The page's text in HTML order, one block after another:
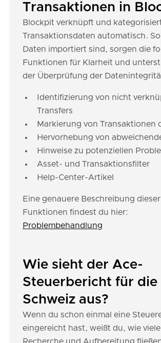
Transaktionen in
Blockpit verknüpft und
Transaktionsdaten automatisch.
Daten importiert sind, sorgen die
Funktionen für Klarheit und
der Überprüfung der
Identifizierung von nicht
Transfers
Markierung von Transaktionen
Hervorhebung von
Hinweise zu potenziellen
Asset- und Transaktionsfilter
Help-Center-Artikel
Eine genauere Beschreibung dieser
Funktionen findest du hier:
Problembehandlung
Wie sieht der Ace-
Steuerbericht für die
Schweiz aus?
Wenn du schon einmal eine
eingereicht hast, weißt du, wie